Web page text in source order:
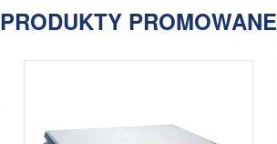
PRODUKTY PROMOWANE